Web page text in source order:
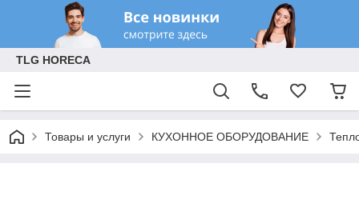
TLG HORECA
Товары и услуги КУХОННОЕ ОБОРУДОВАНИЕ